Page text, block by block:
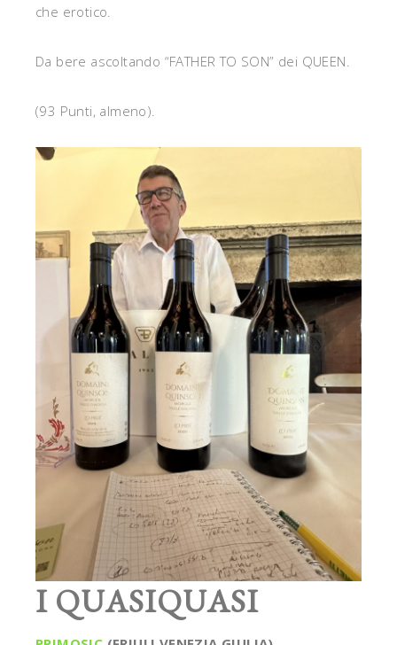
che erotico.
Da bere ascoltando “FATHER TO SON” dei QUEEN.
(93 Punti, almeno).
I QUASIQUASI